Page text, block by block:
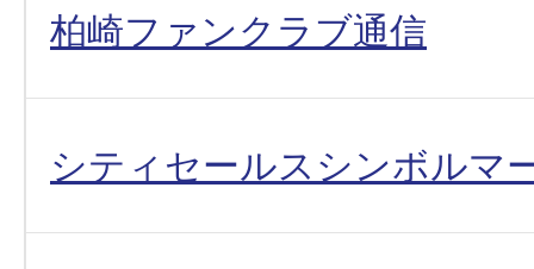
柏崎ファンクラブ通信
シティセールスシンボルマ